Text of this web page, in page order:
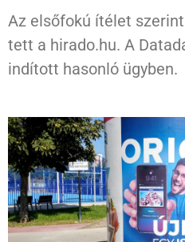
Az elsőfokú ítélet
tett a hirado.hu. A
indított hasonló ügyben.